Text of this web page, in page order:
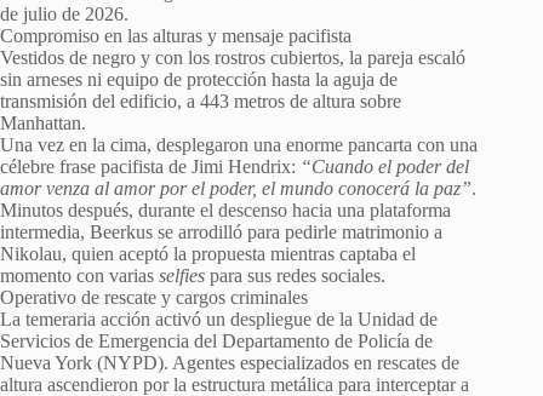
de julio de 2026.
Compromiso en las alturas y mensaje pacifista
Vestidos de negro y con los rostros cubiertos, la pareja escaló
sin arneses ni equipo de protección hasta la aguja de
transmisión del edificio, a 443 metros de altura sobre
Manhattan.
Una vez en la cima, desplegaron una enorme pancarta con una
célebre frase pacifista de Jimi Hendrix: “Cuando el poder del
amor venza al amor por el poder, el mundo conocerá la paz”.
Minutos después, durante el descenso hacia una plataforma
intermedia, Beerkus se arrodilló para pedirle matrimonio a
Nikolau, quien aceptó la propuesta mientras captaba el
momento con varias selfies para sus redes sociales.
Operativo de rescate y cargos criminales
La temeraria acción activó un despliegue de la Unidad de
Servicios de Emergencia del Departamento de Policía de
Nueva York (NYPD). Agentes especializados en rescates de
altura ascendieron por la estructura metálica para interceptar a